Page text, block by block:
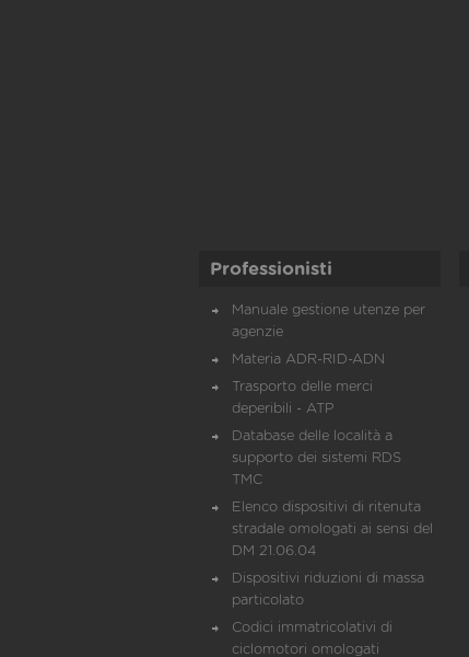
Professionisti
Manuale gestione utenze per
agenzie
Materia ADR-RID-ADN
Trasporto delle merci
deperibili - ATP
Database delle località a
supporto dei sistemi RDS
TMC
Elenco dispositivi di ritenuta
stradale omologati ai sensi del
DM 21.06.04
Dispositivi riduzioni di massa
particolato
Codici immatricolativi di
ciclomotori omologati